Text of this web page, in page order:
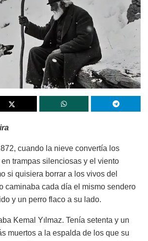
cuando la nieve convertía los
trampas silenciosas y el viento
si quisiera borrar a los vivos del
caminaba cada día el mismo sendero
y un perro flaco a su lado.
Kemal Yılmaz. Tenía setenta y un
muertos a la espalda de los que su